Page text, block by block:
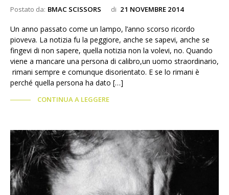
Postato da: BMAC SCISSORS di 21 NOVEMBRE 2014
Un anno passato come un lampo, l’anno scorso ricordo
pioveva. La notizia fu la peggiore, anche se sapevi, anche se
fingevi di non sapere, quella notizia non la volevi, no. Quando
viene a mancare una persona di calibro,un uomo straordinario,
rimani sempre e comunque disorientato. E se lo rimani è
perché quella persona ha dato […]
CONTINUA A LEGGERE